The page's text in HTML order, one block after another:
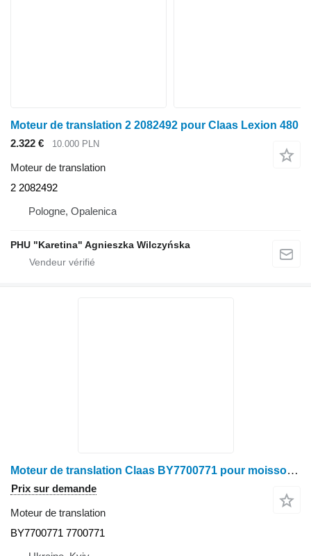
Moteur de translation 2 2082492 pour Claas Lexion 480
2.322 €
10.000 PLN
Moteur de translation
2 2082492
Pologne, Opalenica
PHU "Karetina" Agnieszka Wilczyńska
Moteur de translation Claas BY7700771 pour moissonneuse-batteuse Claas
Prix sur demande
Moteur de translation
BY7700771 7700771